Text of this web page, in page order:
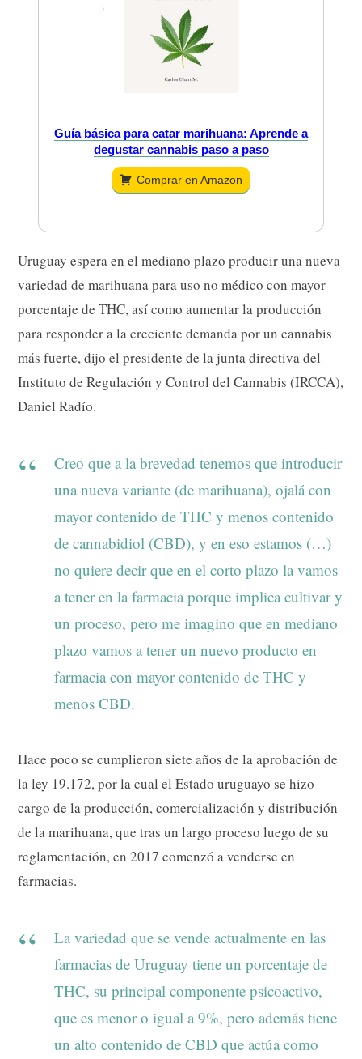
Guía básica para catar marihuana: Aprende a
degustar cannabis paso a paso
Comprar en Amazon
Uruguay espera en el mediano plazo producir una nueva
variedad de marihuana para uso no médico con mayor
porcentaje de THC, así como aumentar la producción
para responder a la creciente demanda por un cannabis
más fuerte, dijo el presidente de la junta directiva del
Instituto de Regulación y Control del Cannabis (IRCCA),
Daniel Radío.
Creo que a la brevedad tenemos que introducir
una nueva variante (de marihuana), ojalá con
mayor contenido de THC y menos contenido
de cannabidiol (CBD), y en eso estamos (…)
no quiere decir que en el corto plazo la vamos
a tener en la farmacia porque implica cultivar y
un proceso, pero me imagino que en mediano
plazo vamos a tener un nuevo producto en
farmacia con mayor contenido de THC y
menos CBD.
Hace poco se cumplieron siete años de la aprobación de
la ley 19.172, por la cual el Estado uruguayo se hizo
cargo de la producción, comercialización y distribución
de la marihuana, que tras un largo proceso luego de su
reglamentación, en 2017 comenzó a venderse en
farmacias.
La variedad que se vende actualmente en las
farmacias de Uruguay tiene un porcentaje de
THC, su principal componente psicoactivo,
que es menor o igual a 9%, pero además tiene
un alto contenido de CBD que actúa como